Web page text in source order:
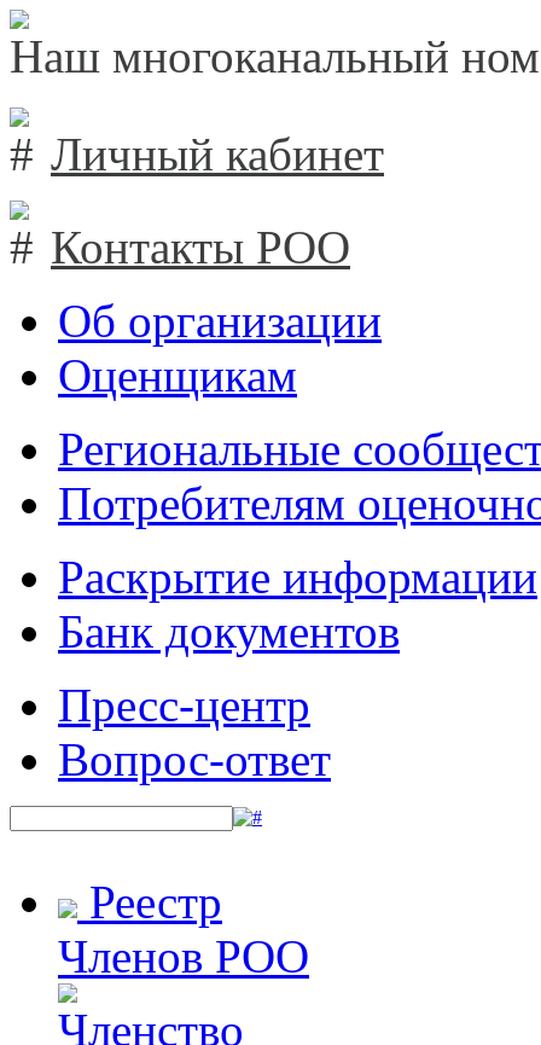
Наш многоканальный
Личный кабинет
Контакты РОО
Об организации
Оценщикам
Региональные
Потребителям
Раскрытие информации
Банк документов
Пресс-центр
Вопрос-ответ
Реестр
Членов РОО